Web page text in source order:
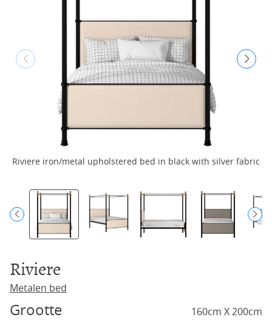
Riviere iron/metal upholstered bed in black with silver fabric
Riviere
Metalen bed
Grootte 160cm X 200cm